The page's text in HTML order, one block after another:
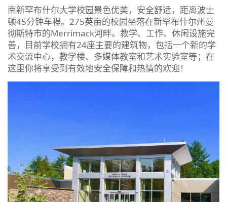
南新罕布什尔大学校园景色优美，安全舒适，距离波士
顿45分钟车程。275英亩的校园坐落在新罕布什尔州曼
彻斯特市的Merrimack河畔。教学、工作、休闲设施完
善，目前学校拥有24座主要的建筑物，包括一个新的学
术交流中心，教学楼、多媒体教室和艺术实验室等；在
这里你将享受到有效地安全保障和热情的欢迎！